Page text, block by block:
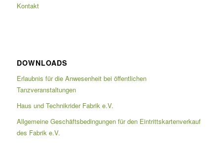
Kontakt
DOWNLOADS
Erlaubnis für die Anwesenheit bei öffentlichen
Tanzveranstaltungen
Haus und Technikrider Fabrik e.V.
Allgemeine Geschäftsbedingungen für den Eintrittskartenverkauf
des Fabrik e.V.